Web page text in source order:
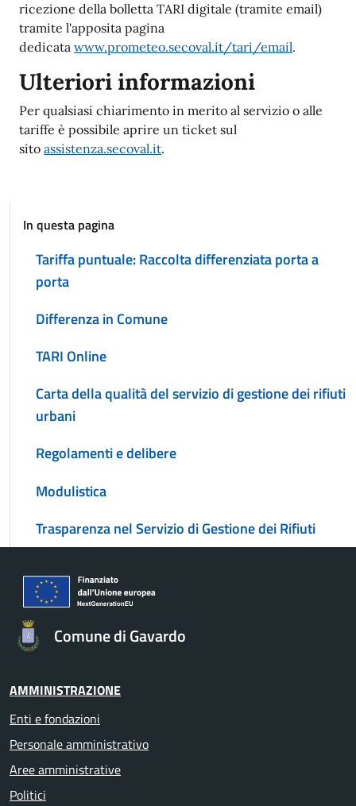
ricezione della bolletta TARI digitale (tramite email)
tramite l'apposita pagina
dedicata www.prometeo.secoval.it/tari/email.
Ulteriori informazioni
Per qualsiasi chiarimento in merito al servizio o alle
tariffe è possibile aprire un ticket sul
sito assistenza.secoval.it.
In questa pagina
Tariffa puntuale: Raccolta differenziata porta a
porta
Differenza in Comune
TARI Online
Carta della qualità del servizio di gestione dei rifiuti
urbani
Regolamenti e delibere
Modulistica
Trasparenza nel Servizio di Gestione dei Rifiuti
Comune di Gavardo
AMMINISTRAZIONE
Enti e fondazioni
Personale amministrativo
Aree amministrative
Politici